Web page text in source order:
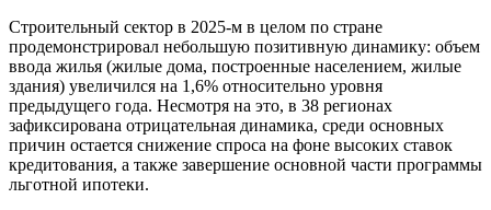
Строительный сектор в 2025-м в целом по стране
продемонстрировал небольшую позитивную динамику: объем
ввода жилья (жилые дома, построенные населением, жилые
здания) увеличился на 1,6% относительно уровня
предыдущего года. Несмотря на это, в 38 регионах
зафиксирована отрицательная динамика, среди основных
причин остается снижение спроса на фоне высоких ставок
кредитования, а также завершение основной части программы
льготной ипотеки.